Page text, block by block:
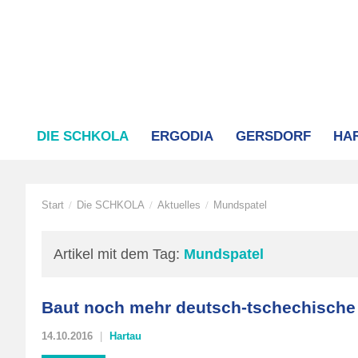
DIE SCHKOLA ERGODIA GERSDORF
Start / Die SCHKOLA / Aktuelles / Mundspatel
Artikel mit dem Tag: Mundspatel
Baut noch mehr deutsch-
14.10.2016 Hartau